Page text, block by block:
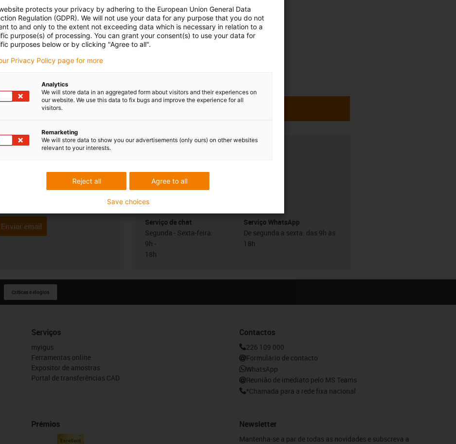
lubrication
esclarecer as
Enviar email
Pessoalmente
Segunda - Sexta-feira: 9h - 18h
Online
Serviço de chat
Segunda - Sexta-feira:
9h -
18h
Serviço WhatsApp
De segunda a sexta: das 9h às
18h
Críticas e elogios
Serviços
myigus
Ferramentas online
Expositor de amostras
Portal de transferências CAD
Prémios
Contactos
226 109 000
Formulário de contacto
WhatsApp
Reunião de imediato pelo MS Teams
*Chamada para a rede fixa nacional
Newsletter
Mantenha-se a par de todas as novidades e subscreva a
protects your privacy by adhering to the European Union General Data
Regulation (GDPR). We will not use your data for any purpose that you do not
to and only to the extent not exceeding data which is necessary in relation to a
purpose(s) of processing. You can grant your consent(s) to use your data for
purposes below or by clicking "Agree to all".
Privacy Policy page for more
Analytics
We will store data in an aggregated form about visitors and their experiences on
our website. We use this data to fix bugs and improve the experience for all
visitors.
Remarketing
We will store data to show you our advertisements (only ours) on other websites
relevant to your interests.
Agree to all
Reject all
Save choices